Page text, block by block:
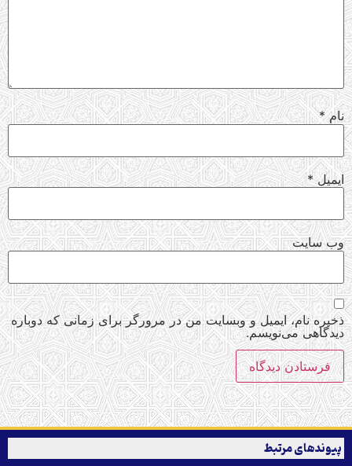
نام*
ایمیل*
وب‌ سایت
ذخیره نام، ایمیل و وبسایت من در مرورگر برای زمانی که دوباره
دیدگاهی می‌نویسم.
پیوندهای مرتبط